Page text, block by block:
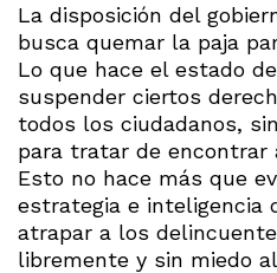
La disposición del
busca quemar la paja
Lo que hace el estado
suspender ciertos
todos los ciudadanos,
para tratar de encontrar
Esto no hace más que
estrategia e inteligencia
atrapar a los
libremente y sin miedo